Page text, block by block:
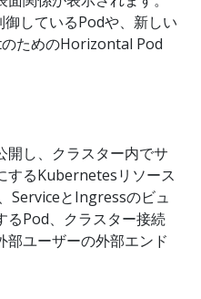
しているPodや、新しい
ためのHorizontal Pod
開し、クラスター内でサ
するKubernetesリソース
ServiceとIngressのビュ
るPod、クラスター接続
部ユーザーの外部エンド